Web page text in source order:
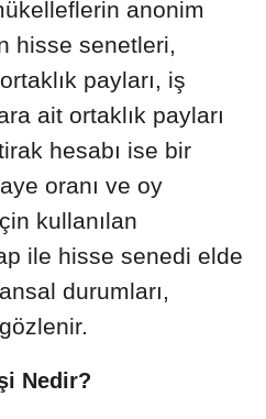
anonim
hisse senetleri,
payları, iş
ait ortaklık payları
hesabı ise bir
oranı ve oy
kullanılan
ile hisse senedi elde
durumları,
Nedir?